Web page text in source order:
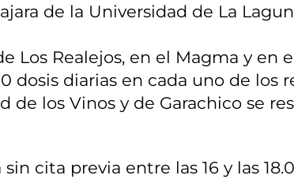
de la Universidad de La
Los Realejos, en el Magma y en
dosis diarias en cada uno de los
de los Vinos y de Garachico se
cita previa entre las 16 y las